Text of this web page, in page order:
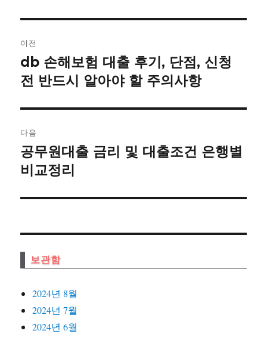
내
비
게
이
션
이전
이
전
db 손해보험 대출 후기, 단점, 신청
전 반드시 알아야 할 주의사항
다음
다
음
공무원대출 금리 및 대출조건 은행별
비교정리
보관함
2024년 8월
2024년 7월
2024년 6월